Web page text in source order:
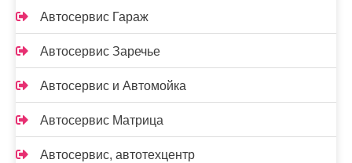
Автосервис Гараж
Автосервис Заречье
Автосервис и Автомойка
Автосервис Матрица
Автосервис, автотехцентр